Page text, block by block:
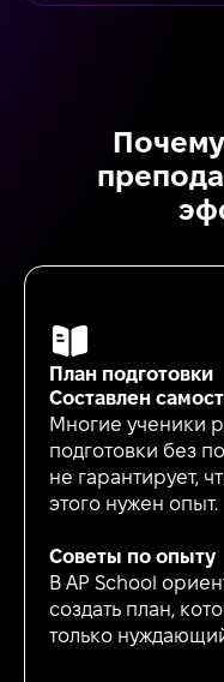
План подготовки
Составлен
Многие ученики
подготовки без
не гарантирует,
этого нужен опыт.
Советы по опыту
В AP School
создать план,
только